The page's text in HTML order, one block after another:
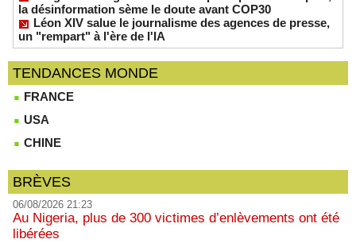
la désinformation sème le doute avant COP30
Léon XIV salue le journalisme des agences de presse,
un "rempart" à l'ère de l'IA
TENDANCES MONDE
FRANCE
USA
CHINE
BRÈVES
06/08/2026 21:23
Au Nigeria, plus de 300 victimes d’enlèvements ont été
libérées